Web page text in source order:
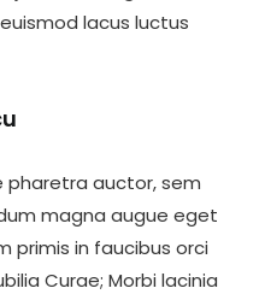
lacus luctus
pharetra auctor, sem
magna augue eget
primis in faucibus orci
Curae; Morbi lacinia